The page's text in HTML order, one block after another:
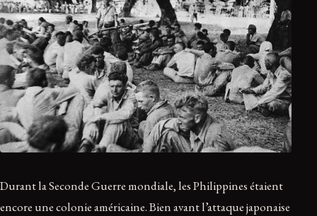
Durant la Seconde Guerre mondiale, les Philippines étaient
encore une colonie américaine. Bien avant l’attaque japonaise